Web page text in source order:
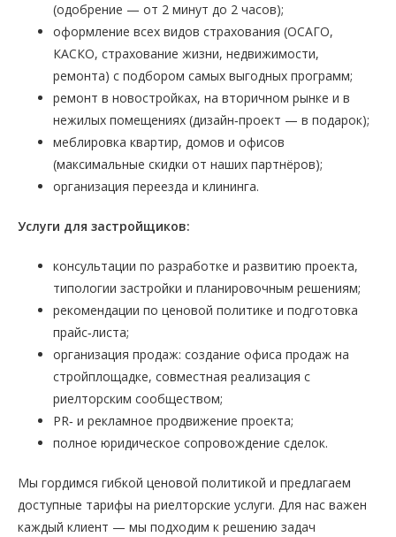
(одобрение — от 2 минут до 2 часов);
оформление всех видов страхования (ОСАГО,
КАСКО, страхование жизни, недвижимости,
ремонта) с подбором самых выгодных программ;
ремонт в новостройках, на вторичном рынке и в
нежилых помещениях (дизайн‑проект — в подарок);
меблировка квартир, домов и офисов
(максимальные скидки от наших партнёров);
организация переезда и клининга.
Услуги для застройщиков:
консультации по разработке и развитию проекта,
типологии застройки и планировочным решениям;
рекомендации по ценовой политике и подготовка
прайс‑листа;
организация продаж: создание офиса продаж на
стройплощадке, совместная реализация с
риелторским сообществом;
PR‑ и рекламное продвижение проекта;
полное юридическое сопровождение сделок.
Мы гордимся гибкой ценовой политикой и предлагаем
доступные тарифы на риелторские услуги. Для нас важен
каждый клиент — мы подходим к решению задач